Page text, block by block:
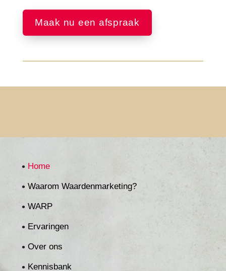
Maak nu een afspraak
Home
Waarom Waardenmarketing?
WARP
Ervaringen
Over ons
Kennisbank